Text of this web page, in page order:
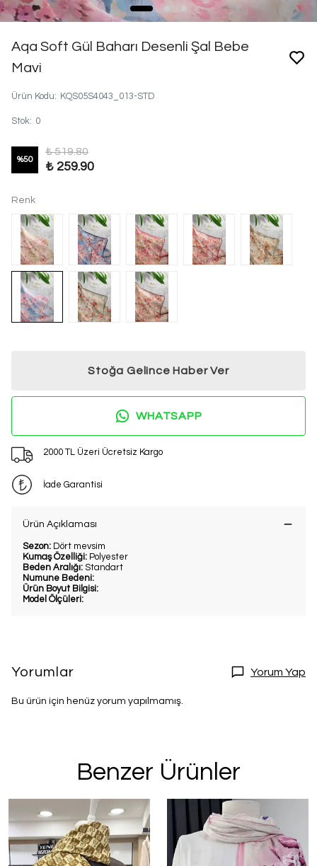
Aqa Soft Gül Baharı Desenli Şal Bebe
Mavi
Ürün Kodu: KQS05S4043_013-STD
Stok: 0
%50
₺ 519.80
₺ 259.90
Renk
Stoğa Gelince Haber Ver
WHATSAPP
2000 TL Üzeri Ücretsiz Kargo
İade Garantisi
Ürün Açıklaması
Sezon: Dört mevsim
Kumaş Özelliği: Polyester
Beden Aralığı: Standart
Numune Bedeni:
Ürün Boyut Bilgisi:
Model Ölçüleri:
Yorumlar Yorum Yap
Bu ürün için henüz yorum yapılmamış.
Benzer Ürünler